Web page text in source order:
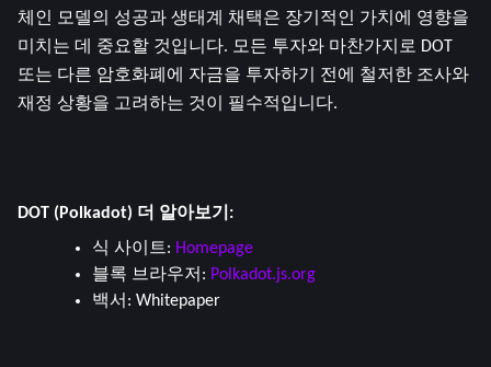
체인 모델의 성공과 생태계 채택은 장기적인 가치에 영향을
미치는 데 중요할 것입니다. 모든 투자와 마찬가지로 DOT
또는 다른 암호화폐에 자금을 투자하기 전에 철저한 조사와
재정 상황을 고려하는 것이 필수적입니다.
DOT (Polkadot) 더 알아보기:
식 사이트: Homepage
블록 브라우저: Polkadot.js.org
백서: Whitepaper